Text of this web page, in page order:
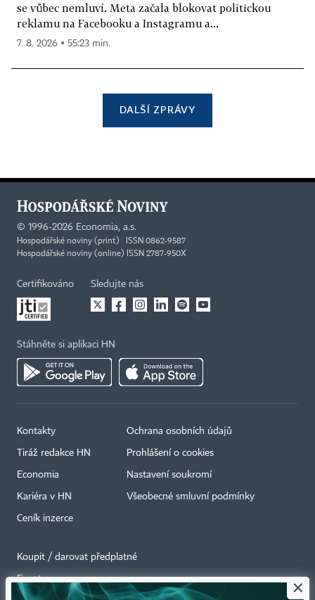
se vůbec nemluví. Meta začala blokovat politickou
reklamu na Facebooku a Instagramu a...
7. 8. 2026 ▪ 55:23 min.
DALŠÍ ZPRÁVY
© 1996-2026 Economia, a.s.
Hospodářské noviny (print) ISSN 0862-9587
Hospodářské noviny (online) ISSN 2787-950X
Certifikováno Sledujte nás
Stáhněte si aplikaci HN
Kontakty
Tiráž redakce HN
Economia
Kariéra v HN
Ceník inzerce
Ochrana osobních údajů
Prohlášení o cookies
Nastavení soukromí
Všeobecné smluvní podmínky
Koupit / darovat předplatné
Eventy ×